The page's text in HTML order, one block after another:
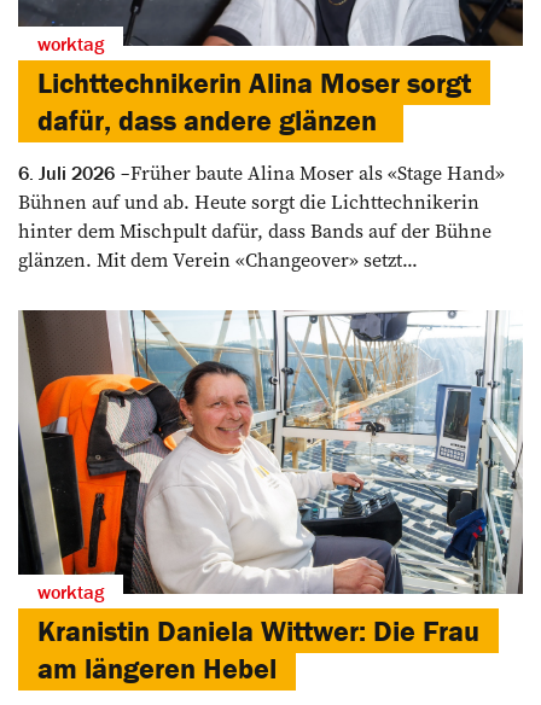
worktag
Lichttechnikerin Alina Moser sorgt
dafür, dass andere glänzen
6. Juli 2026
Früher baute Alina Moser als «Stage Hand»
Bühnen auf und ab. Heute sorgt die Lichttechnikerin
hinter dem Mischpult dafür, dass Bands auf der Bühne
glänzen. Mit dem Verein «Changeover» setzt...
worktag
Kranistin Daniela Wittwer: Die Frau
am längeren Hebel